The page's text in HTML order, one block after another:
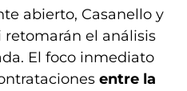
abierto, Casanello y
retomarán el análisis
El foco inmediato
entre la